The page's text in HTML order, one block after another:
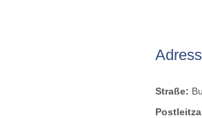
Straße: